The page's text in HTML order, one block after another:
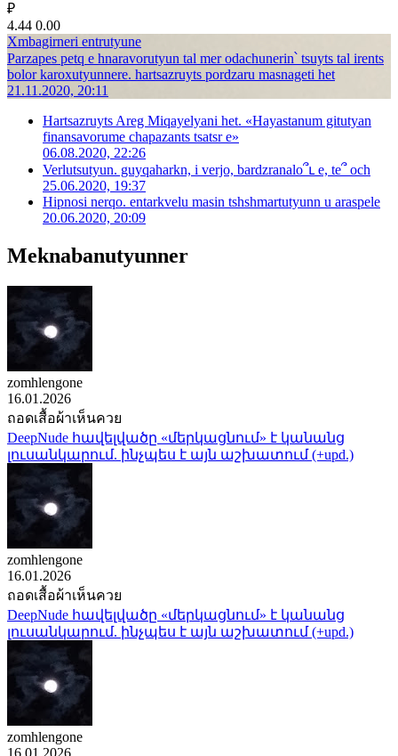
₽
4.44 0.00
Xmbagirneri entrutyune
Parzapes petq e hnaravorutyun tal mer odachunerin՝ tsuyts tal irents
bolor karoxutyunnere. hartsazruyts pordzaru masnageti het
21.11.2020, 20:11
Hartsazruyts Areg Miqayelyani het. «Hayastanum gitutyan
finansavorume chapazants tsatsr e»
06.08.2020, 22:26
Verlutsutyun. guyqaharkn, i verjo, bardzranalo՞ւ e, te՞ och
25.06.2020, 19:37
Hipnosi nerqo. entarkvelu masin tshshmartutyunn u araspele
20.06.2020, 20:09
Meknabanutyunner
zomhlengone
16.01.2026
ถอดเสื้อผ้าเห็นควย
DeepNude հավելվածը «մերկացնում» է կանանց
լուսանկարում. ինչպես է այն աշխատում (+upd.)
zomhlengone
16.01.2026
ถอดเสื้อผ้าเห็นควย
DeepNude հավելվածը «մերկացնում» է կանանց
լուսանկարում. ինչպես է այն աշխատում (+upd.)
zomhlengone
16.01.2026